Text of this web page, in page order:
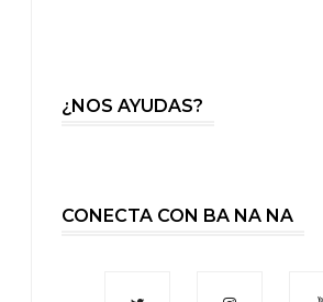
¿NOS AYUDAS?
CONECTA CON BA NA NA